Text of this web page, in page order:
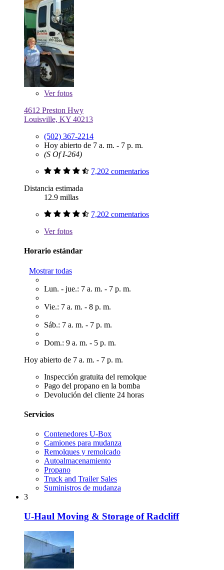
Verfotos
4612 Preston Hwy
Louisville, KY 40213
(502) 367-2214
Hoy abierto de 7 a. m. - 7 p. m.
(S Of I-264)
7,202 comentarios
Distancia estimada
12.9 millas
7,202 comentarios
Verfotos
Horario estándar
Mostrar todas
Lun. - jue.: 7 a. m. - 7 p. m.
Vie.: 7 a. m. - 8 p. m.
Sáb.: 7 a. m. - 7 p. m.
Dom.: 9 a. m. - 5 p. m.
Hoy abierto de 7 a. m. - 7 p. m.
Inspección gratuita del remolque
Pago del propano en la bomba
Devolución del cliente 24 horas
Servicios
Contenedores U-Box
Camiones para mudanza
Remolques y remolcado
Autoalmacenamiento
Propano
Truck and Trailer Sales
Suministros de mudanza
3
U-Haul Moving & Storage of Radcliff